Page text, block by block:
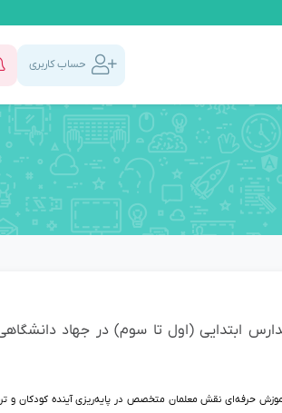
حساب کاربری
ابتدایی (اول تا سوم) در جهاد
حرفه‌ای نقش معلمان متخصص در پایه‌ریزی آینده کودکان و